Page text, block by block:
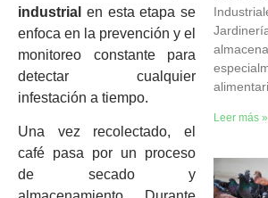
industrial en esta etapa se
enfoca en la prevención y el
monitoreo constante para
detectar cualquier
infestación a tiempo.
Una vez recolectado, el
café pasa por un proceso
de secado y
Leer más »